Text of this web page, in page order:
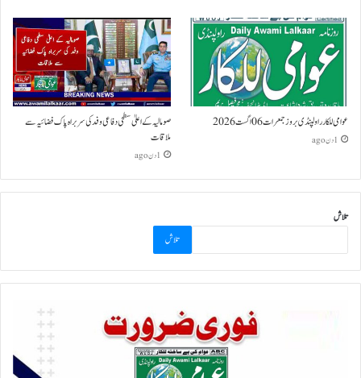
عوامی للکار راولپنڈی بروز جمعرات 06 اگست 2026
1 دن ago
صومالیہ کے اعلیٰ سطحی دفاعی وفد کی سربراہ پاک فضائیہ سے
ملاقات
1 دن ago
تلاش
تلاش